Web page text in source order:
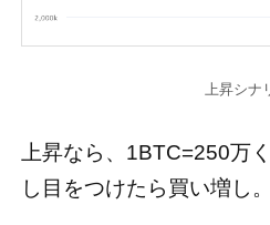
上昇シナ
上昇なら、1BTC=250万
し目をつけたら買い増し。